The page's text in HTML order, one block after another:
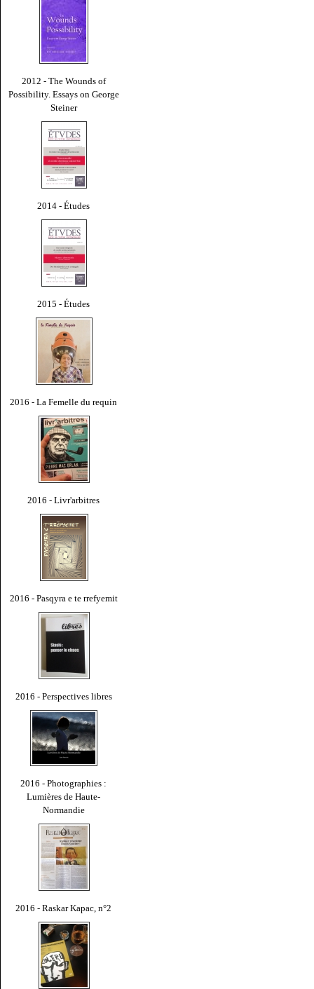
2012 - The Wounds of
Possibility. Essays on George
Steiner
2014 - Études
2015 - Études
2016 - La Femelle du requin
2016 - Livr'arbitres
2016 - Pasqyra e te rrefyemit
2016 - Perspectives libres
2016 - Photographies :
Lumières de Haute-
Normandie
2016 - Raskar Kapac, n°2